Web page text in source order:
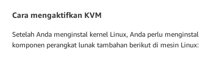
Cara mengaktifkan KVM
Setelah Anda menginstal kernel Linux, Anda perlu menginstal
komponen perangkat lunak tambahan berikut di mesin Linux: